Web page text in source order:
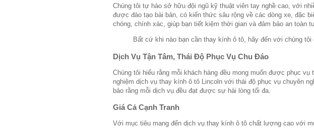
Chúng tôi tự hào sở hữu đội ngũ kỹ thuật viên tay nghề cao, với
được đào tạo bài bản, có kiến thức sâu rộng về các dòng xe, đặc
chóng, chính xác, giúp bạn tiết kiệm thời gian và đảm bảo an toàn
Bất cứ khi nào bạn cần thay kính ô tô, hãy đến với chúng
Dịch Vụ Tận Tâm, Thái Độ Phục Vụ Chu Đáo
Chúng tôi hiểu rằng mỗi khách hàng đều mong muốn được phục
nghiệm dịch vụ thay kính ô tô Lincoln với thái độ phục vụ chuyên
bảo rằng mỗi dịch vụ đều đạt được sự hài lòng tối đa.
Giá Cả Cạnh Tranh
Với mục tiêu mang đến dịch vụ thay kính ô tô chất lượng cao với